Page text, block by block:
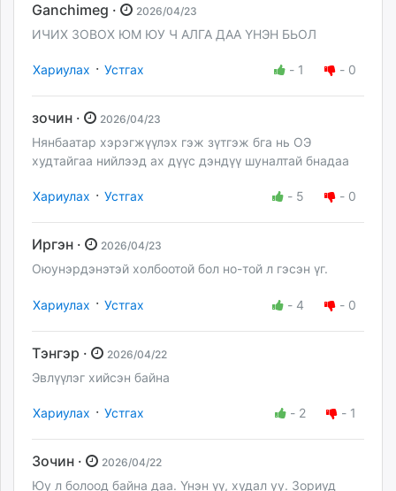
Ganchimeg · 2026/04/23
ИЧИХ ЗОВОХ ЮМ ЮУ Ч АЛГА ДАА ҮНЭН БЬОЛ
Хариулах · Устгах - 1 - 0
зочин · 2026/04/23
Нянбаатар хэрэгжүүлэх гэж зүтгэж бга нь ОЭ
худтайгаа нийлээд ах дүүс дэндүү шуналтай бнадаа
Хариулах · Устгах - 5 - 0
Иргэн · 2026/04/23
Оюунэрдэнэтэй холбоотой бол но-той л гэсэн үг.
Хариулах · Устгах - 4 - 0
Тэнгэр · 2026/04/22
Эвлүүлэг хийсэн байна
Хариулах · Устгах - 2 - 1
Зочин · 2026/04/22
Юу л болоод байна даа. Үнэн үү, худал уу. Зориуд